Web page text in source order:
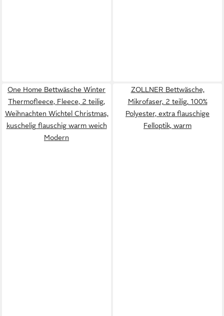
One Home Bettwäsche Winter
Thermofleece, Fleece, 2 teilig,
Weihnachten Wichtel Christmas,
kuschelig flauschig warm weich
Modern
ZOLLNER Bettwäsche,
Mikrofaser, 2 teilig, 100%
Polyester, extra flauschige
Felloptik, warm